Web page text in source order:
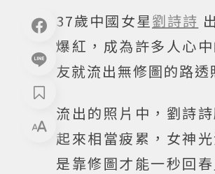
37歲中國女星劉詩詩
爆紅，成為許多人心
友就流出無修圖的路透
流出的照片中，劉詩
起來相當疲累，女神
是靠修圖才能一秒回